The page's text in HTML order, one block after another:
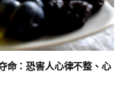
命：恐害人心律不整、心